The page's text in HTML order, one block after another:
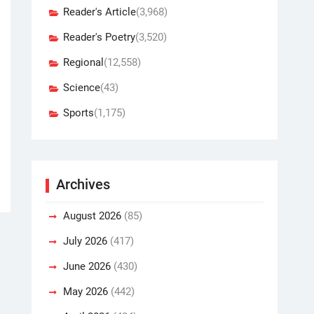
Reader's Article(3,968)
Reader's Poetry(3,520)
Regional (12,558)
Science(43)
Sports(1,175)
Archives
August 2026 (85)
July 2026 (417)
June 2026 (430)
May 2026 (442)